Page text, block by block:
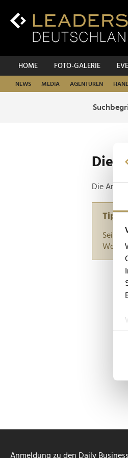
Inhalt
HOME FOTO-GALERIE
NEWS MEDIA AGENTUREN
Die
Die
Tipp
Seiten
Wörter
Anmeldung zu den Daily